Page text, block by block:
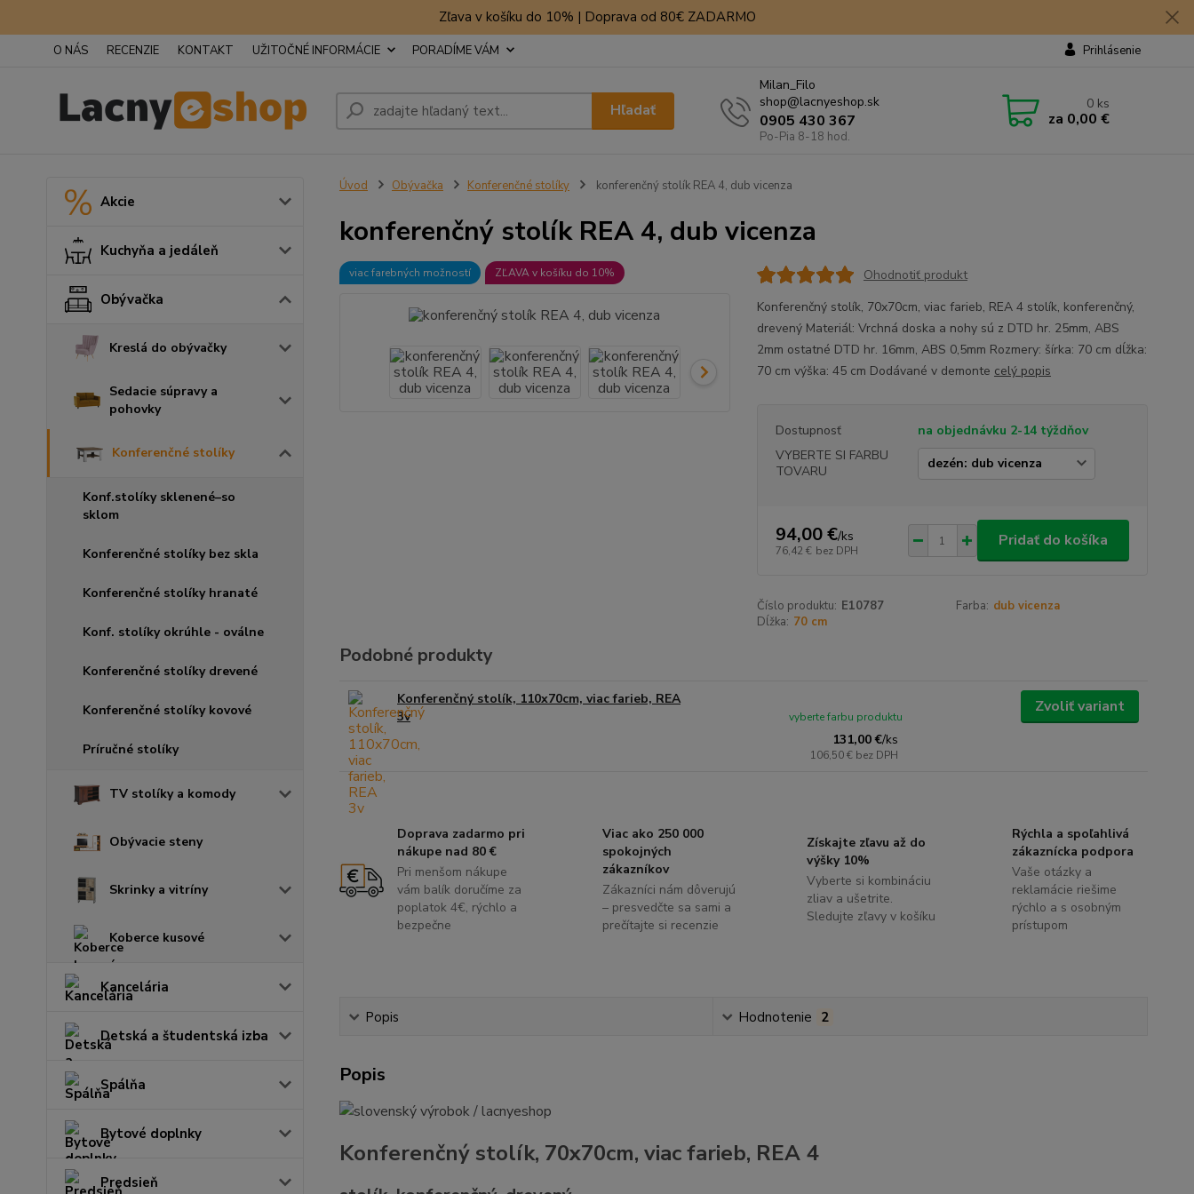
Zľava v košíku do 10% | Doprava od 80€ ZADARMO
O NÁS RECENZIE KONTAKT UŽITOČNÉ INFORMÁCIE PORADÍME VÁM Prihlásenie
Hľadať
Milan_Filo
shop@lacnyeshop.sk
0905 430 367
Po-Pia 8-18 hod.
0 ks
za 0,00 €
Akcie
Kuchyňa a jedáleň
Obývačka
Kreslá do obývačky
Sedacie súpravy a
pohovky
Konferenčné stolíky
Konf.stolíky sklenené–so
sklom
Konferenčné stolíky bez skla
Konferenčné stolíky hranaté
Konf. stolíky okrúhle - oválne
Konferenčné stolíky drevené
Konferenčné stolíky kovové
Príručné stolíky
TV stolíky a komody
Obývacie steny
Skrinky a vitríny
Koberce kusové
Kancelária
Detská a študentská izba
Spálňa
Bytové doplnky
Predsieň
Úvod Obývačka Konferenčné stolíky konferenčný stolík REA 4, dub vicenza
konferenčný stolík REA 4, dub vicenza
viac farebných možností ZĽAVA v košíku do 10%
Ohodnotiť produkt
Konferenčný stolík, 70x70cm, viac farieb, REA 4 stolík, konferenčný,
drevený Materiál: Vrchná doska a nohy sú z DTD hr. 25mm, ABS
2mm ostatné DTD hr. 16mm, ABS 0,5mm Rozmery: šírka: 70 cm dĺžka:
70 cm výška: 45 cm Dodávané v demonte celý popis
Dostupnosť
na objednávku 2-14 týždňov
VYBERTE SI FARBU
TOVARU
94,00 €/ks
76,42 € bez DPH
Pridať do košíka
Číslo produktu: E10787 Farba: dub vicenza
Dĺžka: 70 cm
Podobné produkty
Konferenčný stolík, 110x70cm, viac farieb, REA
3v
131,00 €/ks
106,50 € bez DPH
vyberte farbu produktu
Zvoliť variant
Doprava zadarmo pri
nákupe nad 80 €
Pri menšom nákupe
vám balík doručíme za
poplatok 4€, rýchlo a
bezpečne
Viac ako 250 000
spokojných
zákazníkov
Zákazníci nám dôverujú
– presvedčte sa sami a
prečítajte si recenzie
Získajte zľavu až do
výšky 10%
Vyberte si kombináciu
zliav a ušetrite.
Sledujte zľavy v košíku
Rýchla a spoľahlivá
zákaznícka podpora
Vaše otázky a
reklamácie riešime
rýchlo a s osobným
prístupom
Popis Hodnotenie 2
Popis
Konferenčný stolík, 70x70cm, viac farieb, REA 4